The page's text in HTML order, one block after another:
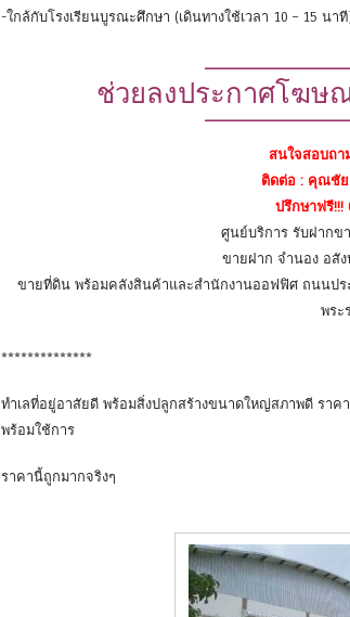
-ใกล้กับโรงเรียนบูรณะศึกษา (เดินทางใช้เวลา 10 – 15 นาที
ช่วยลงประกาศโฆษ
สนใจสอบถา
ติดต่อ : คุณชัย
ปรึกษาฟรี!!!
ศูนย์บริการ รับฝากข
ขายฝาก จำนอง อสัง
ขายที่ดิน พร้อมคลังสินค้าและสำนักงานออฟฟิศ ถนนป
พระ
**************
ทำเลที่อยู่อาสัยดี พร้อมสิ่งปลูกสร้างขนาดใหญ่สภาพดี รา
พร้อมใช้การ
ราคานี้ถูกมากจริงๆ